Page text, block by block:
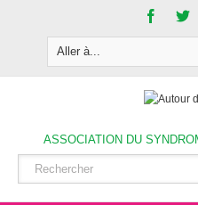
Aller à...
ASSOCIATION DU